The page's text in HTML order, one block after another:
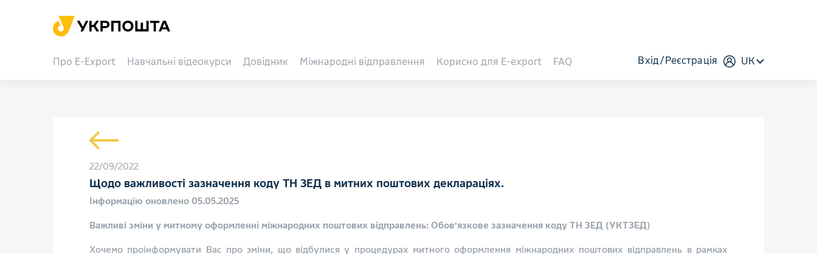
Про E-Export Навчальні відеокурси Довідник Міжнародні відправлення Корисно для E-export FAQ Вхід Реєстрація UK
22/09/2022
Щодо важливості зазначення коду ТН ЗЕД в митних поштових деклараціях.
Інформацію оновлено 05.05.2025
Важливі зміни у митному оформленні міжнародних поштових відправлень: Обов’язкове зазначення коду ТН ЗЕД (УКТЗЕД)
Хочемо проінформувати Вас про зміни, що відбулися у процедурах митного оформлення міжнародних поштових відправлень в рамках